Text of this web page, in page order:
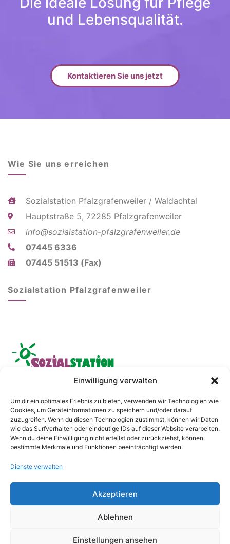
Einwilligung verwalten
Um dir ein optimales Erlebnis zu bieten, verwenden wir Technologien wie
Cookies, um Geräteinformationen zu speichern und/oder darauf
zuzugreifen. Wenn du diesen Technologien zustimmst, können wir Daten
wie das Surfverhalten oder eindeutige IDs auf dieser Website verarbeiten.
Wenn du deine Einwilligung nicht erteilst oder zurückziehst, können
bestimmte Merkmale und Funktionen beeinträchtigt werden.
Dienste verwalten
Akzeptieren
Ablehnen
Einstellungen ansehen
und Lebensqualität.
Kontaktieren Sie uns jetzt
Wie Sie uns erreichen
Sozialstation Pfalzgrafenweiler / Waldachtal
Hauptstraße 5, 72285 Pfalzgrafenweiler
info@sozialstation-pfalzgrafenweiler.de
07445 6336
07445 51513 (Fax)
Sozialstation Pfalzgrafenweiler
Ganzheitliche Pflege und Versorgung der Pflegekunden
unter Berücksichtigung ihrer individuellen Wünsche und
Bedürfnisse.
© 2023 Sozialstation Pfalzgrafenweiler
Datenschutz